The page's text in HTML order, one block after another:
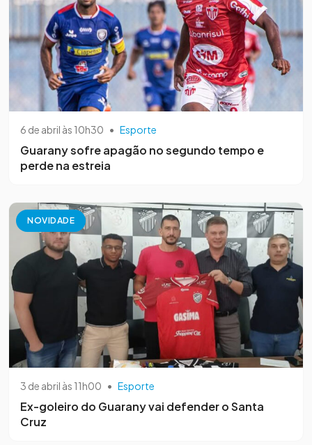
6 de abril às 10h30 • Esporte
Guarany sofre apagão no segundo tempo e
perde na estreia
NOVIDADE
3 de abril às 11h00 • Esporte
Ex-goleiro do Guarany vai defender o Santa
Cruz